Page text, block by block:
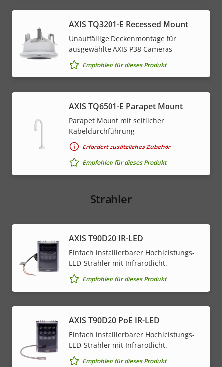
AXIS TQ3201-E Recessed Mount
Unauffällige Deckenmontage für
ausgewählte AXIS P38 Cameras
Empfohlen für dieses Produkt
AXIS TQ6501-E Parapet Mount
Parapet Mount mit seitlicher
Kabeldurchführung
Erfordert zusätzliches Zubehör
Empfohlen für dieses Produkt
Strahler
AXIS T90D20 IR-LED
Einfach installierbarer Hochleistungs-
LED-Strahler mit Infrarotlicht.
Empfohlen für dieses Produkt
AXIS T90D20 PoE IR-LED
Einfach installierbarer Hochleistungs-
LED-Strahler mit Infrarotlicht.
Empfohlen für dieses Produkt